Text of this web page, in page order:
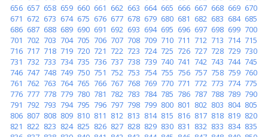
656 657 658 659 660 661 662 663 664 665 666 667 668 669 670
671 672 673 674 675 676 677 678 679 680 681 682 683 684 685
686 687 688 689 690 691 692 693 694 695 696 697 698 699 700
701 702 703 704 705 706 707 708 709 710 711 712 713 714 715
716 717 718 719 720 721 722 723 724 725 726 727 728 729 730
731 732 733 734 735 736 737 738 739 740 741 742 743 744 745
746 747 748 749 750 751 752 753 754 755 756 757 758 759 760
761 762 763 764 765 766 767 768 769 770 771 772 773 774 775
776 777 778 779 780 781 782 783 784 785 786 787 788 789 790
791 792 793 794 795 796 797 798 799 800 801 802 803 804 805
806 807 808 809 810 811 812 813 814 815 816 817 818 819 820
821 822 823 824 825 826 827 828 829 830 831 832 833 834 835